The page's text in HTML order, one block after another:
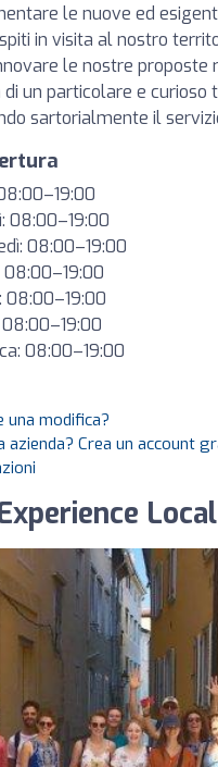
le nuove ed
in visita al nostro
le nostre proposte
un particolare e curioso
sartorialmente il
08:00–19:00
08:00–19:00
08:00–19:00
08:00–19:00
08:00–19:00
una modifica?
azienda? Crea un account
Local